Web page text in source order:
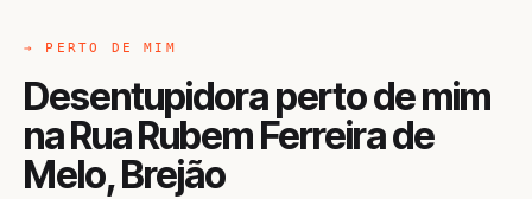
→ PERTO DE MIM
Desentupidora perto de mim
na Rua Rubem Ferreira de
Melo, Brejão